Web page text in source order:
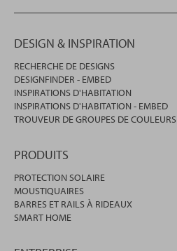
DESIGN & INSPIRATION
RECHERCHE DE DESIGNS
DESIGNFINDER - EMBED
INSPIRATIONS D'HABITATION
INSPIRATIONS D'HABITATION - EMBED
TROUVEUR DE GROUPES DE COULEURS
PRODUITS
PROTECTION SOLAIRE
MOUSTIQUAIRES
BARRES ET RAILS À RIDEAUX
SMART HOME